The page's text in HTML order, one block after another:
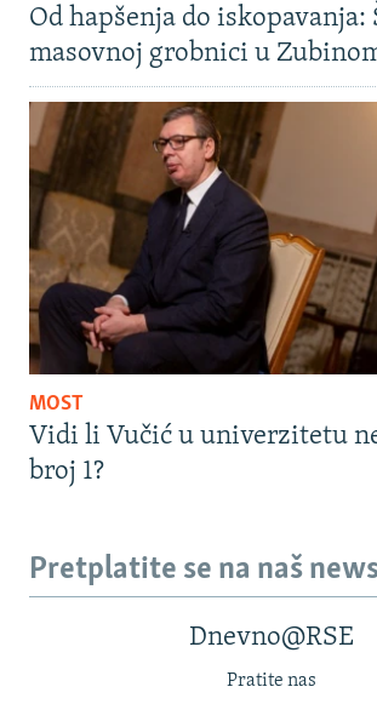
Od hapšenja do iskopavanja:
masovnoj grobnici u
MOST
Vidi li Vučić u univerzitetu
broj 1?
Pretplatite se na naš
Dnevno@RSE
Pratite nas